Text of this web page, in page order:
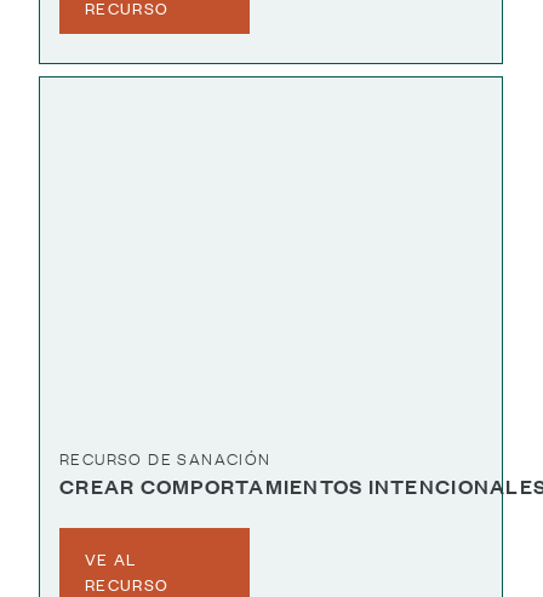
RECURSO
RECURSO DE SANACIÓN
CREAR COMPORTAMIENTOS
VE AL
RECURSO